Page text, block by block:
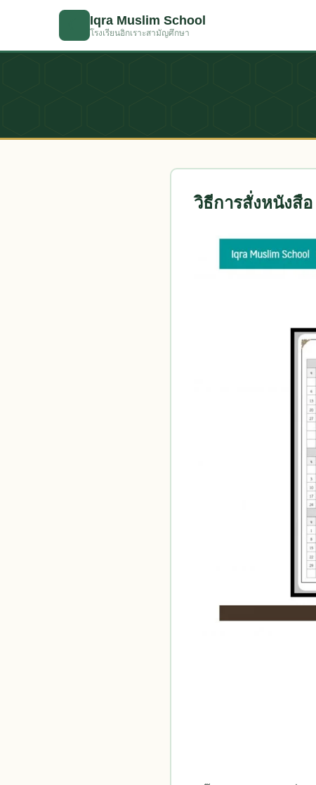
ข้ามไปเนื้อหาหลัก
Iqra Muslim School
โรงเรียนอิกเราะสามัญศึกษา
วิธีการสั่งหนังสือ